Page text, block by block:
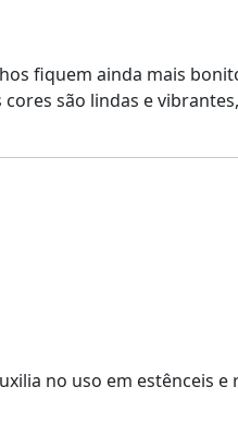
fiquem ainda mais
são lindas e
no uso em estênceis e